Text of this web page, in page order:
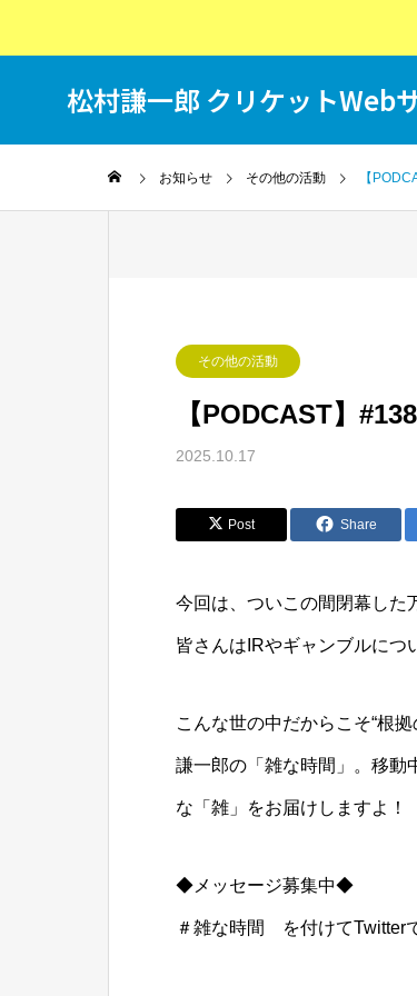
松村謙一郎 クリケットWeb
お知らせ その他の活動 【
その他の活動
【PODCAST】
2025.10.17
Post Share
今回は、ついこの間閉幕した
皆さんはIRやギャンブルにつ
こんな世の中だからこそ“根
謙一郎の「雑な時間」。移動
な「雑」をお届けしますよ！
◆メッセージ募集中◆
＃雑な時間 を付けてTwitter